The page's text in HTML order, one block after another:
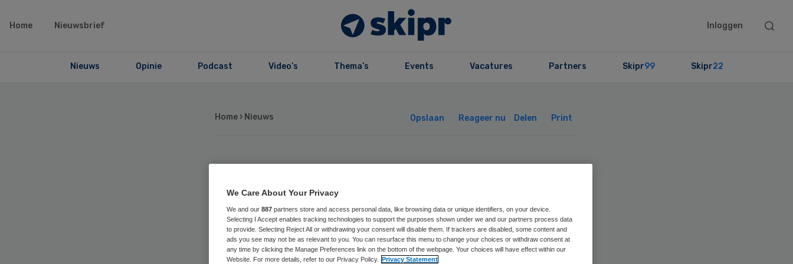
Home Nieuwsbrief Inloggen
Search
Nieuws Opinie Podcast Video’s Thema’s Events Vacatures Partners Skipr99 Skipr22
Home › Nieuws Opslaan Reageer nu Delen Print
Kabinet: meer macht
patiënten in instelling
We Care About Your Privacy
We and our 887 partners store and access personal data, like browsing data or unique identifiers, on your device.
Selecting I Accept enables tracking technologies to support the purposes shown under we and our partners process data
to provide. Selecting Reject All or withdrawing your consent will disable them. If trackers are disabled, some content and
ads you see may not be as relevant to you. You can resurface this menu to change your choices or withdraw consent at
any time by clicking the Manage Preferences link on the bottom of the webpage. Your choices will have effect within our
Website. For more details, refer to our Privacy Policy. Privacy Statement